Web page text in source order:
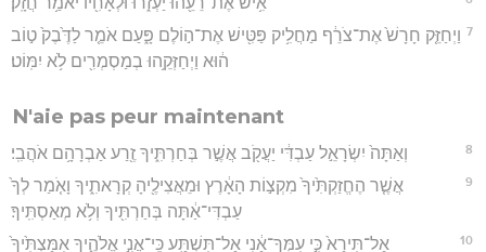
7 וַיְחַזֵּ֤ק חָרָשׁ֙ אֶת־צֹרֵ֔ף מַחֲלִ֥יק פַּטִּ֖ישׁ אֶת־ה֣וֹלֶם פָּ֑עַם אֹמֵ֤ר לַדֶּ֙בֶק֙ ט֣וֹב
ה֔וּא וַיְחַזְּקֵ֥הוּ בְמַסְמְרִ֖ים לֹ֥א יִמּֽוֹט׃
N'aie pas peur maintenant
8 וְאַתָּה֙ יִשְׂרָאֵ֣ל עַבְדִּ֔י יַעֲקֹ֖ב אֲשֶׁ֣ר בְּחַרְתִּ֑יךָ זֶ֖רַע אַבְרָהָ֥ם אֹהֲבִֽי׃
9
אֲשֶׁ֤ר הֶחֱזַקְתִּ֙יךָ֙ מִקְצ֣וֹת הָאָ֔רֶץ וּמֵאֲצִילֶ֖יהָ קְרָאתִ֑יךָ וָאֹ֤מַר לְךָ֙
עַבְדִּי־אַ֔תָּה בְּחַרְתִּ֖יךָ וְלֹ֥א מְאַסְתִּֽיךָ׃
10
אַל־תִּירָא֙ כִּ֣י עִמְּךָ־אָ֔נִי אַל־תִּשְׁתָּ֖ע כִּֽי־אֲנִ֣י אֱלֹהֶ֑יךָ אִמַּצְתִּ֙יךָ֙